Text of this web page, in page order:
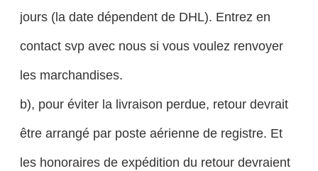
jours (la date dépendent de DHL). Entrez en
contact svp avec nous si vous voulez renvoyer
les marchandises.
b), pour éviter la livraison perdue, retour devrait
être arrangé par poste aérienne de registre. Et
les honoraires de expédition du retour devraient